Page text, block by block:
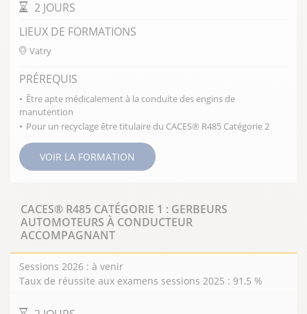
activités destinées à assurer la bonne coordination
les retards, les surcoûts, les goulots
d’étranglement et les pertes de temps qui font
perdre de l’argent à l’entreprise et altèrent la
satisfaction client.
Les métiers de la logistique concernent plus
particulièrement l’industrie, le commerce, la
distribution et le transport. Ils peuvent s’exercer au
sein de services dédiés ou dans des structures
spécialisées qui travaillent en sous-traitance. Les
organisation, réactivité et sens de la
communication.
crise économique et des innovations
technologiques ont fait de la logistique une
DURÉE DE LA FORMATION
2 JOURS
LIEUX DE FORMATIONS
Vatry
PRÉREQUIS
Être apte médicalement à la conduite des engins de
manutention
Pour un recyclage être titulaire du CACES® R485 Catégorie 2
VOIR LA FORMATION
CACES® R485 CATÉGORIE 1 : GERBEURS
AUTOMOTEURS À CONDUCTEUR
ACCOMPAGNANT
Sessions 2026 : à venir
Taux de réussite aux examens sessions 2025 : 91,5 %